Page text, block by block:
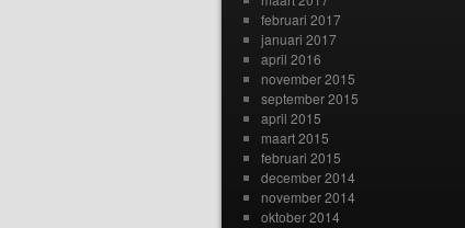
februari 2017
januari 2017
april 2016
november 2015
september 2015
april 2015
maart 2015
februari 2015
december 2014
november 2014
oktober 2014